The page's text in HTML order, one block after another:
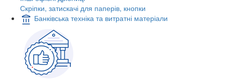
Скріпки, затискачі для паперів, кнопки
Банківська техніка та витратні матеріали